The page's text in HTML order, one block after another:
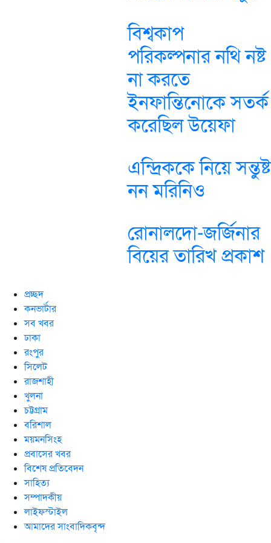
বিশ্বকাপ
পরিকল্পনার নথি নষ্ট
না করতে
ইনফান্তিনোকে সতর্ক
করেছিল উয়েফা
এন্দ্রিককে নিয়ে সন্তুষ্ট
নন মরিনিও
রোনালদো-জর্জিনার
বিয়ের তারিখ প্রকাশ
প্রচ্ছদ
কনভার্টার
সব খবর
ঢাকা
রংপুর
সিলেট
রাজশাহী
খুলনা
চট্টগ্রাম
বরিশাল
ময়মনসিংহ
প্রবাসের খবর
বিশেষ প্রতিবেদন
সাহিত্য
সম্পাদকীয়
লাইফস্টাইল
আমাদের সাংবাদিকবৃন্দ